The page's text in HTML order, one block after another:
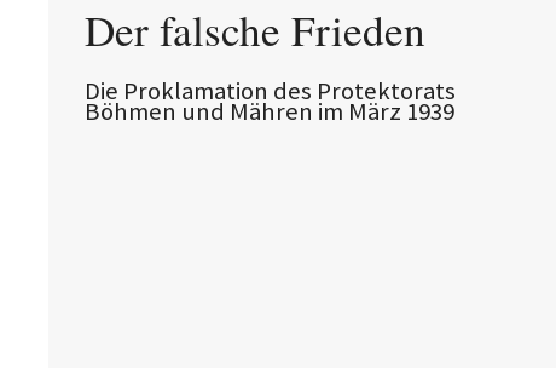
Der falsche Frieden
Die Proklamation des Protektorats
Böhmen und Mähren im März 1939